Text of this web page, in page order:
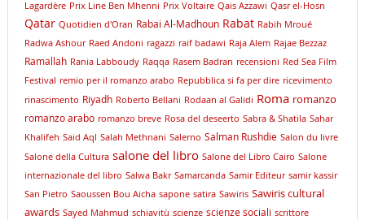
Lagardère Prix Line Ben Mhenni Prix Voltaire Qais Azzawi Qasr el-Hosn
Qatar Quotidien d'Oran Rabai Al-Madhoun Rabat Rabih Mroué
Radwa Ashour Raed Andoni ragazzi raif badawi Raja Alem Rajae Bezzaz
Ramallah Rania Labboudy Raqqa Rasem Badran recensioni Red Sea Film
Festival remio per il romanzo arabo Repubblica si fa per dire ricevimento
rinascimento Riyadh Roberto Bellani Rodaan al Galidi Roma romanzo
romanzo arabo romanzo breve Rosa del deseerto Sabra & Shatila Sahar
Khalifeh Said Aql Salah Methnani Salerno Salman Rushdie Salon du livre
Salone della Cultura salone del libro Salone del Libro Cairo Salone
internazionale del libro Salwa Bakr Samarcanda Samir Editeur samir kassir
San Pietro Saoussen Bou Aicha sapone satira Sawiris Sawiris cultural
awards Sayed Mahmud schiavitù scienze scienze sociali scrittore